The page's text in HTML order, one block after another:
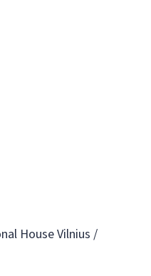
House Vilnius /